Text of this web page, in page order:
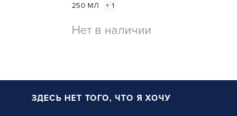
250 МЛ + 1
Нет в наличии
ЗДЕСЬ НЕТ ТОГО, ЧТО Я ХОЧУ